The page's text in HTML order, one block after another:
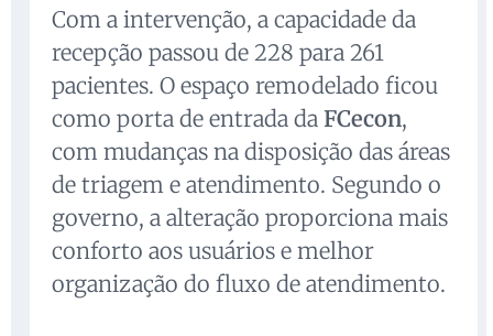
Com a intervenção, a capacidade da
recepção passou de 228 para 261
pacientes. O espaço remodelado ficou
como porta de entrada da FCecon,
com mudanças na disposição das áreas
de triagem e atendimento. Segundo o
governo, a alteração proporciona mais
conforto aos usuários e melhor
organização do fluxo de atendimento.